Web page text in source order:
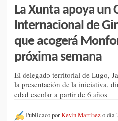
La Xunta apoya un
Internacional de
que acogerá
próxima semana
El delegado territorial de Lugo,
la presentación de la iniciativa,
edad escolar a partir de 6 años
Publicado porKevin Martínezo día